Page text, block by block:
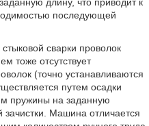
последующей
сварки проволок
тоже отсутствует
(точно устанавливаются
путем осадки
пружины на заданную
Машина отличается